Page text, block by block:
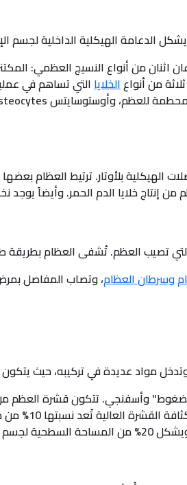
الدعامة الهيكلية الداخلية لجسم
من أنواع النسيج العظمي:
من أنواعالخلايا
الهيكلية بلأوتار. ترتيط العظام
إنتاج خلايا الدم الحمر. وأيضاً يوجد
تصيب العظم. تُشفى العظام بطريقة
وسرطان العظام، وتصاب المفاصل
مواد عديدة في تركيبه، حيث
العظمي
الإنسان.